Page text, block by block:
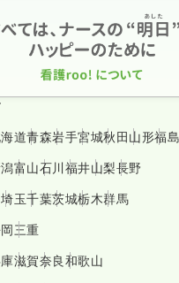
道青森岩手宮城秋田山形福島
富山石川福井山梨長野
埼玉千葉茨城栃木群馬
三重
滋賀奈良和歌山